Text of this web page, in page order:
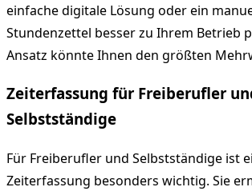
einfache digitale Lösung oder ein
Stundenzettel besser zu Ihrem Betrieb
Ansatz könnte Ihnen den größten
Zeiterfassung für Freiberufler
Selbstständige
Für Freiberufler und Selbstständige ist
Zeiterfassung besonders wichtig. Sie